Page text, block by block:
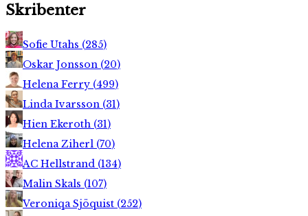
Skribenter
Sofie Utahs (285)
Oskar Jonsson (20)
Helena Ferry (499)
Linda Ivarsson (31)
Hien Ekeroth (31)
Helena Ziherl (70)
AC Hellstrand (134)
Malin Skals (107)
Veroniqa Sjöquist (252)